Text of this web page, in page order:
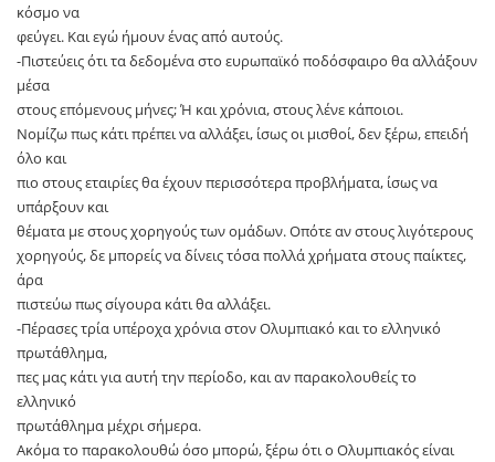
κόσμο να
φεύγει. Και εγώ ήμουν ένας από αυτούς.
-Πιστεύεις ότι τα δεδομένα στο ευρωπαϊκό ποδόσφαιρο θα αλλάξουν
μέσα
στους επόμενους μήνες; Ή και χρόνια, στους λένε κάποιοι.
Νομίζω πως κάτι πρέπει να αλλάξει, ίσως οι μισθοί, δεν ξέρω, επειδή
όλο και
πιο στους εταιρίες θα έχουν περισσότερα προβλήματα, ίσως να
υπάρξουν και
θέματα με στους χορηγούς των ομάδων. Οπότε αν στους λιγότερους
χορηγούς, δε μπορείς να δίνεις τόσα πολλά χρήματα στους παίκτες,
άρα
πιστεύω πως σίγουρα κάτι θα αλλάξει.
-Πέρασες τρία υπέροχα χρόνια στον Ολυμπιακό και το ελληνικό
πρωτάθλημα,
πες μας κάτι για αυτή την περίοδο, και αν παρακολουθείς το
ελληνικό
πρωτάθλημα μέχρι σήμερα.
Ακόμα το παρακολουθώ όσο μπορώ, ξέρω ότι ο Ολυμπιακός είναι